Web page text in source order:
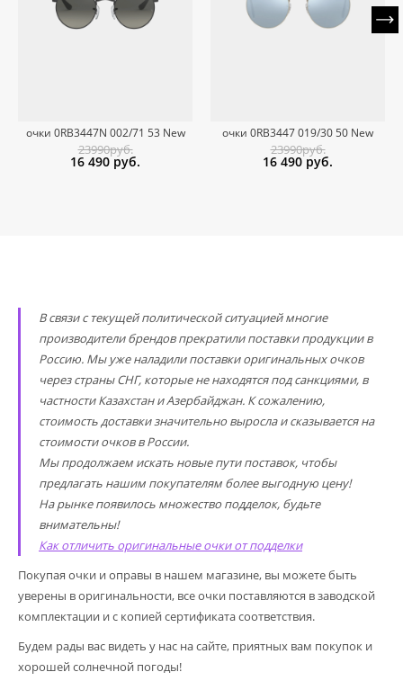
очки 0RB3447N 002/71 53 New
23990руб.
16 490 руб.
очки 0RB3447 019/30 50 New
23990руб.
16 490 руб.
В связи с текущей политической ситуацией многие
производители брендов прекратили поставки продукции в
Россию. Мы уже наладили поставки оригинальных очков
через страны СНГ, которые не находятся под санкциями, в
частности Казахстан и Азербайджан. К сожалению,
стоимость доставки значительно выросла и сказывается на
стоимости очков в России.
Мы продолжаем искать новые пути поставок, чтобы
предлагать нашим покупателям более выгодную цену!
На рынке появилось множество подделок, будьте
внимательны!
Как отличить оригинальные очки от подделки
Покупая очки и оправы в нашем магазине, вы можете быть
уверены в оригинальности, все очки поставляются в заводской
комплектации и с копией сертификата соответствия.
Будем рады вас видеть у нас на сайте, приятных вам покупок и
хорошей солнечной погоды!